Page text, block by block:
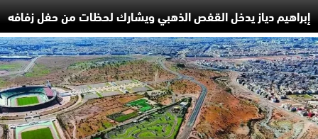
إبراهيم دياز يدخل القفص الذهبي ويشارك لحظات من حفل زفافه